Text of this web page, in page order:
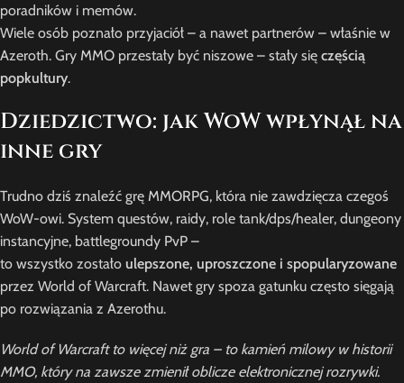
poradników i memów.
Wiele osób poznało przyjaciół – a nawet partnerów – właśnie w
Azeroth. Gry MMO przestały być niszowe – stały się częścią
popkultury.
Dziedzictwo: jak WoW wpłynął na
inne gry
Trudno dziś znaleźć grę MMORPG, która nie zawdzięcza czegoś
WoW-owi. System questów, raidy, role tank/dps/healer, dungeony
instancyjne, battlegroundy PvP –
to wszystko zostało ulepszone, uproszczone i spopularyzowane
przez World of Warcraft. Nawet gry spoza gatunku często sięgają
po rozwiązania z Azerothu.
World of Warcraft to więcej niż gra – to kamień milowy w historii
MMO, który na zawsze zmienił oblicze elektronicznej rozrywki.